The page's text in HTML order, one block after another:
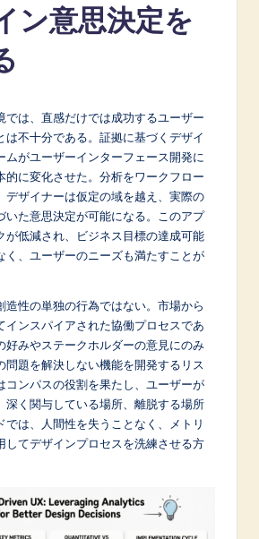
ン意思決定を
では、直感だけでは成功するユーザー
は不十分である。証拠に基づくデザイ
ムがユーザーインターフェース開発に
的に変化させた。分析をワークフロー
デザイナーは仮定の域を越え、実際の
いた意思決定が可能になる。このアプ
が低減され、ビジネス目標の達成可能
く、ユーザーのニーズも満たすことが
造性の単独の行為ではない。市場から
インスパイアされた協働プロセスであ
好みやステークホルダーの意見にのみ
問題を解決しない機能を開発するリス
コンパスの役割を果たし、ユーザーが
深く関与している場所、離脱する場所
では、人間性を失うことなく、メトリ
してデザインプロセスを洗練させる方